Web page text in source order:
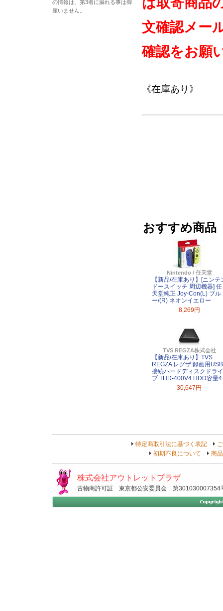
文確認メー
確認をお願
《在庫あり》
おすすめ商品
Nintendo / 任天堂
【新品/在庫あり】[ニンテ
ドースイッチ 周辺機器] 任
天堂純正 Joy-Con(L) ブル
ー/(R) ネオンイエロー
8,269円
TVS REGZA株式会社
【新品/在庫あり】TVS
REGZA レグザ 録画用USB
接続ハードディスクドライ
ブ THD-400V4 HDD容量
30,647円
の情報は、第3者に漏れる事は御
座いません。
特定商取引法に基づく表記
初期不良について
商
株式会社アウトレットプラザ
古物商許可証 東京都公安委員会 第301030007354